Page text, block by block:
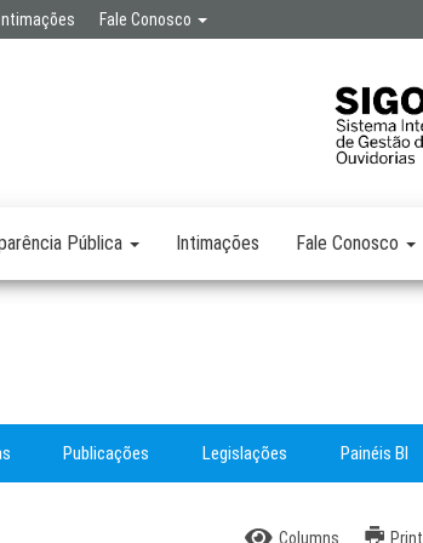
Intimações Fale Conosco
Pública Intimações Fale Conosco
Publicações Legislações Painéis BI
Columns Print